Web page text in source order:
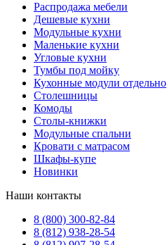
Распродажа мебели
Дешевые кухни
Модульные кухни
Маленькие кухни
Угловые кухни
Тумбы под мойку
Кухонные модули отдельно
Столешницы
Комоды
Столы-книжки
Модульные спальни
Кровати с матрасом
Шкафы-купе
Новинки
Наши контакты
8 (800) 300-82-84
8 (812) 938-28-54